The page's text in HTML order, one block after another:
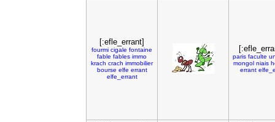
[:efle_errant]
fourmi cigale fontaine
fable fables immo
krach crach immobilier
bourse elfe errant
elfe_errant
paris faculte
mongol niais
errant